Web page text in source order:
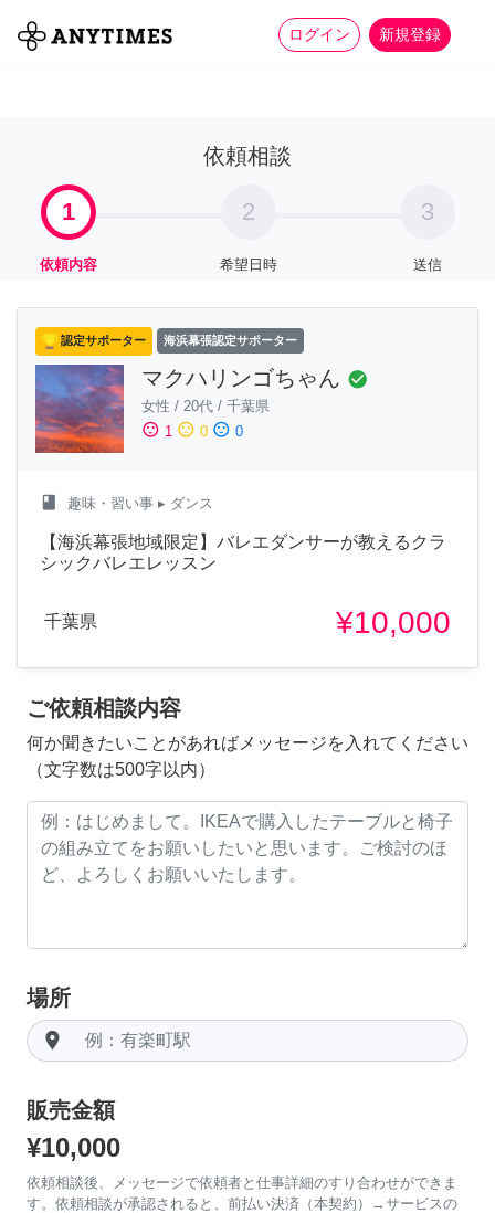
ログイン 新規登録
全て 家事 more_horiz
依頼相談
1
依頼内容
2
希望日時
3
送信
認定サポーター 海浜幕張認定サポーター
マクハリンゴちゃん check_circle
女性 / 20代 / 千葉県
sentiment_satisfied 1 sentiment_neutral 0 sentiment_dissatisfied 0
class 趣味・習い事 ▸ ダンス
【海浜幕張地域限定】バレエダンサーが教えるクラ
シックバレエレッスン
千葉県 ¥10,000
ご依頼相談内容
何か聞きたいことがあればメッセージを入れてください
（文字数は500字以内）
場所
room
販売金額
¥10,000
依頼相談後、メッセージで依頼者と仕事詳細のすり合わせができま
す。依頼相談が承認されると、前払い決済（本契約）→サービスの